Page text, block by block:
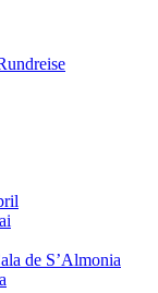
de S’Almonia